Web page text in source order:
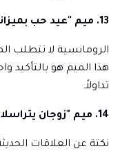
13. ميم "عيد حب بميزانية منخفضة"
الرومانسية لا تتطلب
هذا الميم هو بالتأكيد
تداولاً.
14. ميم "زوجان يتراسلان في نفس الغرفة"
نكتة عن العلاقات